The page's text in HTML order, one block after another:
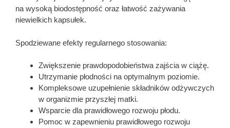
na wysoką biodostępność oraz łatwość zażywania
niewielkich kapsułek.
Spodziewane efekty regularnego stosowania:
Zwiększenie prawdopodobieństwa zajścia w ciążę.
Utrzymanie płodności na optymalnym poziomie.
Kompleksowe uzupełnienie składników odżywczych
w organizmie przyszłej matki.
Wsparcie dla prawidłowego rozwoju płodu.
Pomoc w zapewnieniu prawidłowego rozwoju